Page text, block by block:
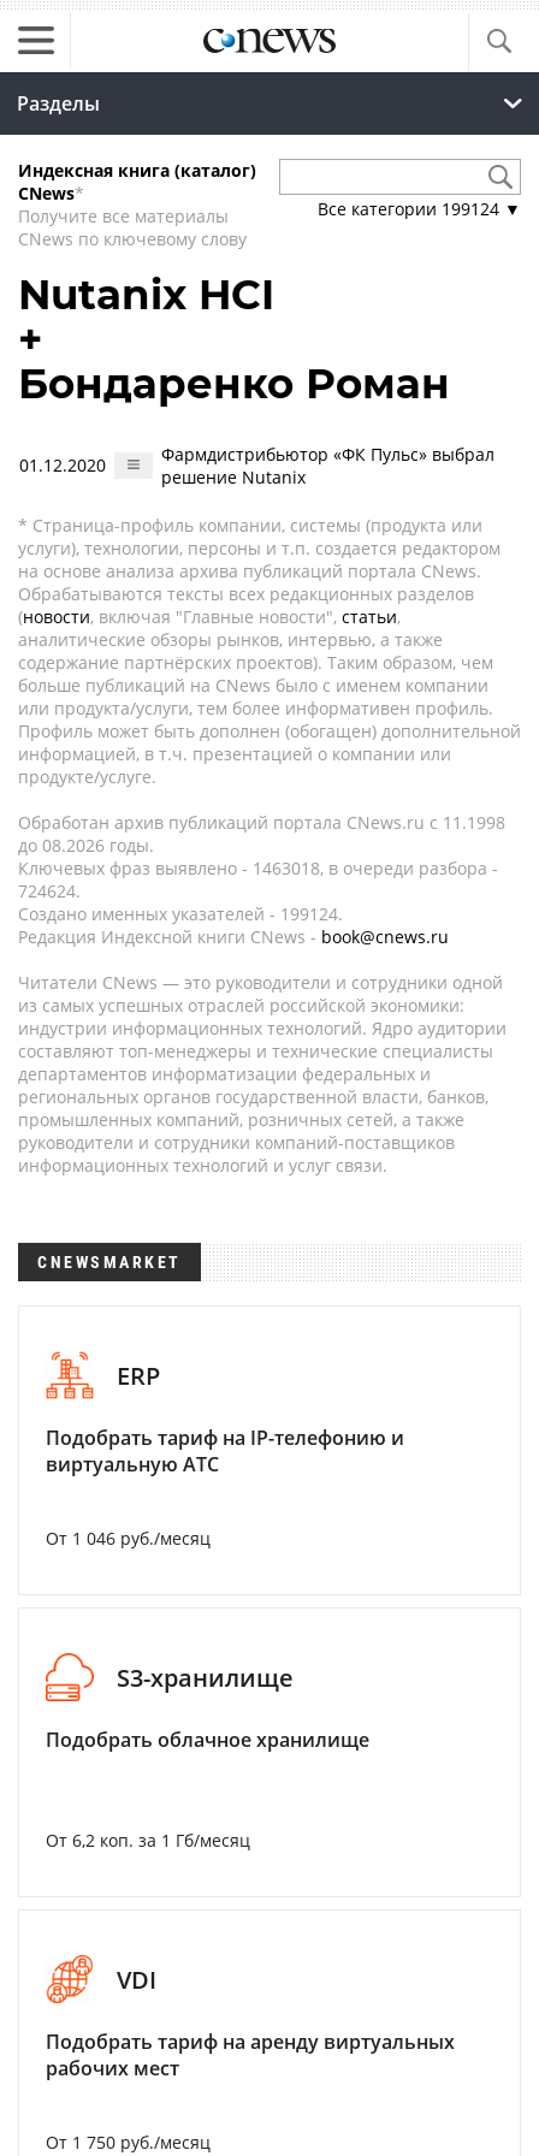
Разделы
Индексная книга (каталог)
CNews*
Получите все материалы
CNews по ключевому слову
Все категории 199124 ▼
Nutanix HCI
+
Бондаренко Роман
01.12.2020
Фармдистрибьютор «ФК Пульс» выбрал
решение Nutanix
* Страница-профиль компании, системы (продукта или
услуги), технологии, персоны и т.п. создается редактором
на основе анализа архива публикаций портала CNews.
Обрабатываются тексты всех редакционных разделов
(новости, включая "Главные новости", статьи,
аналитические обзоры рынков, интервью, а также
содержание партнёрских проектов). Таким образом, чем
больше публикаций на CNews было с именем компании
или продукта/услуги, тем более информативен профиль.
Профиль может быть дополнен (обогащен) дополнительной
информацией, в т.ч. презентацией о компании или
продукте/услуге.
Обработан архив публикаций портала CNews.ru c 11.1998
до 08.2026 годы.
Ключевых фраз выявлено - 1463018, в очереди разбора -
724624.
Создано именных указателей - 199124.
Редакция Индексной книги CNews - book@cnews.ru
Читатели CNews — это руководители и сотрудники одной
из самых успешных отраслей российской экономики:
индустрии информационных технологий. Ядро аудитории
составляют топ-менеджеры и технические специалисты
департаментов информатизации федеральных и
региональных органов государственной власти, банков,
промышленных компаний, розничных сетей, а также
руководители и сотрудники компаний-поставщиков
информационных технологий и услуг связи.
CNEWSMARKET
ERP
Подобрать тариф на IP-телефонию и
виртуальную АТС
От 1 046 руб./месяц
S3-хранилище
Подобрать облачное хранилище
От 6,2 коп. за 1 Гб/месяц
VDI
Подобрать тариф на аренду виртуальных
рабочих мест
От 1 750 руб./месяц